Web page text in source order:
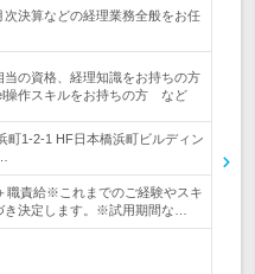
次決算などの経理業務全般をお任
の資格、経理知識をお持ちの方
作スキルをお持ちの方 など
町1-2-1 HF日本橋浜町ビルディン
職責給※これまでのご経験やスキ
き決定します。※試用期間な…